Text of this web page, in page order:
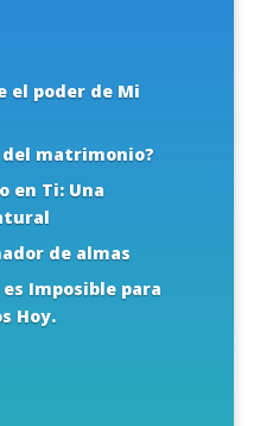
el poder de Mi
del matrimonio?
en Ti: Una
de almas
Imposible para
Hoy.